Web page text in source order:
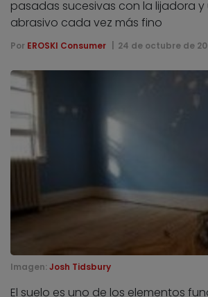
pasadas sucesivas con la lijadora
abrasivo cada vez más fino
Por EROSKI Consumer 24 de octubre de
Imagen: Josh Tidsbury
El suelo es uno de los elementos